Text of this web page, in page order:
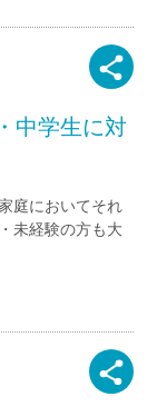
中学生に対
庭においてそれ
未経験の方も大